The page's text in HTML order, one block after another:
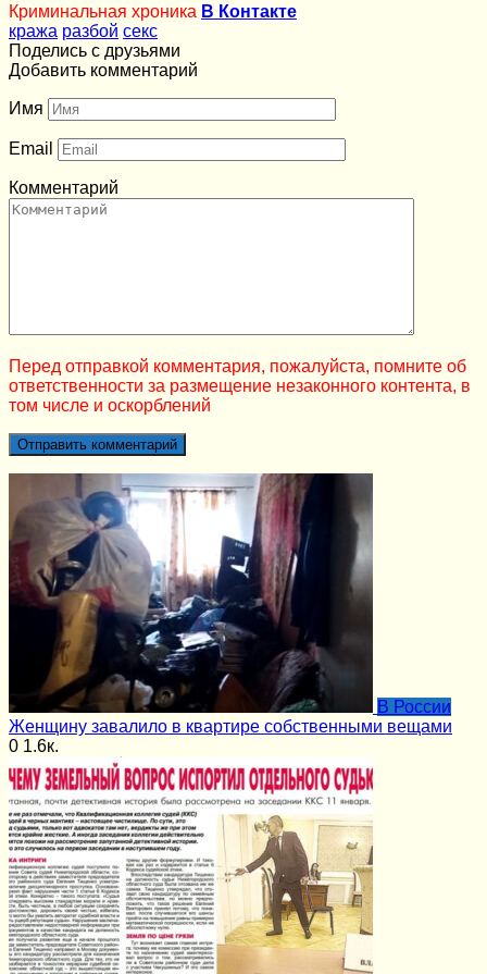
Криминальная хроника В Контакте
кража разбой секс
Поделись с друзьями
Добавить комментарий
Имя
Email
Комментарий
Перед отправкой комментария, пожалуйста, помните об
ответственности за размещение незаконного контента, в
том числе и оскорблений
В России
Женщину завалило в квартире собственными вещами
0 1.6к.